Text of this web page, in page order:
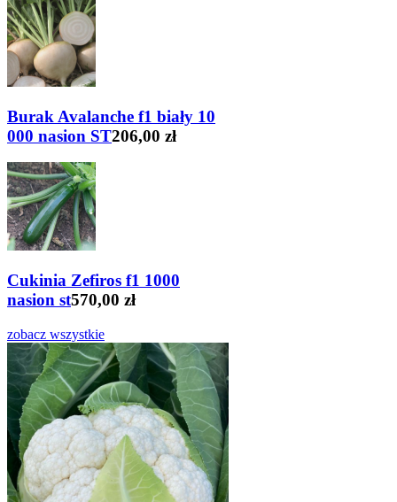
Burak Avalanche f1 biały 10
000 nasion ST206,00 zł
Cukinia Zefiros f1 1000
nasion st570,00 zł
zobacz wszystkie